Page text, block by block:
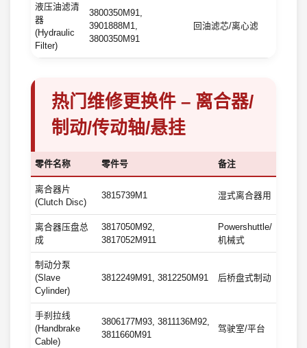
液压油滤清
器
(Hydraulic
Filter)
3800350M91,
3901888M1,
3800350M91
回油滤芯/离心滤
热门维修更换件 – 离合器/
制动/传动轴/悬挂
零件名称 零件号 备注
离合器片
(Clutch Disc)
3815739M1 湿式离合器用
离合器压盘总
成
3817050M92,
3817052M911
Powershuttle/
机械式
制动分泵
(Slave
Cylinder)
3812249M91, 3812250M91 后桥盘式制动
手刹拉线
(Handbrake
Cable)
3806177M93, 3811136M92,
3811660M91
驾驶室/平台